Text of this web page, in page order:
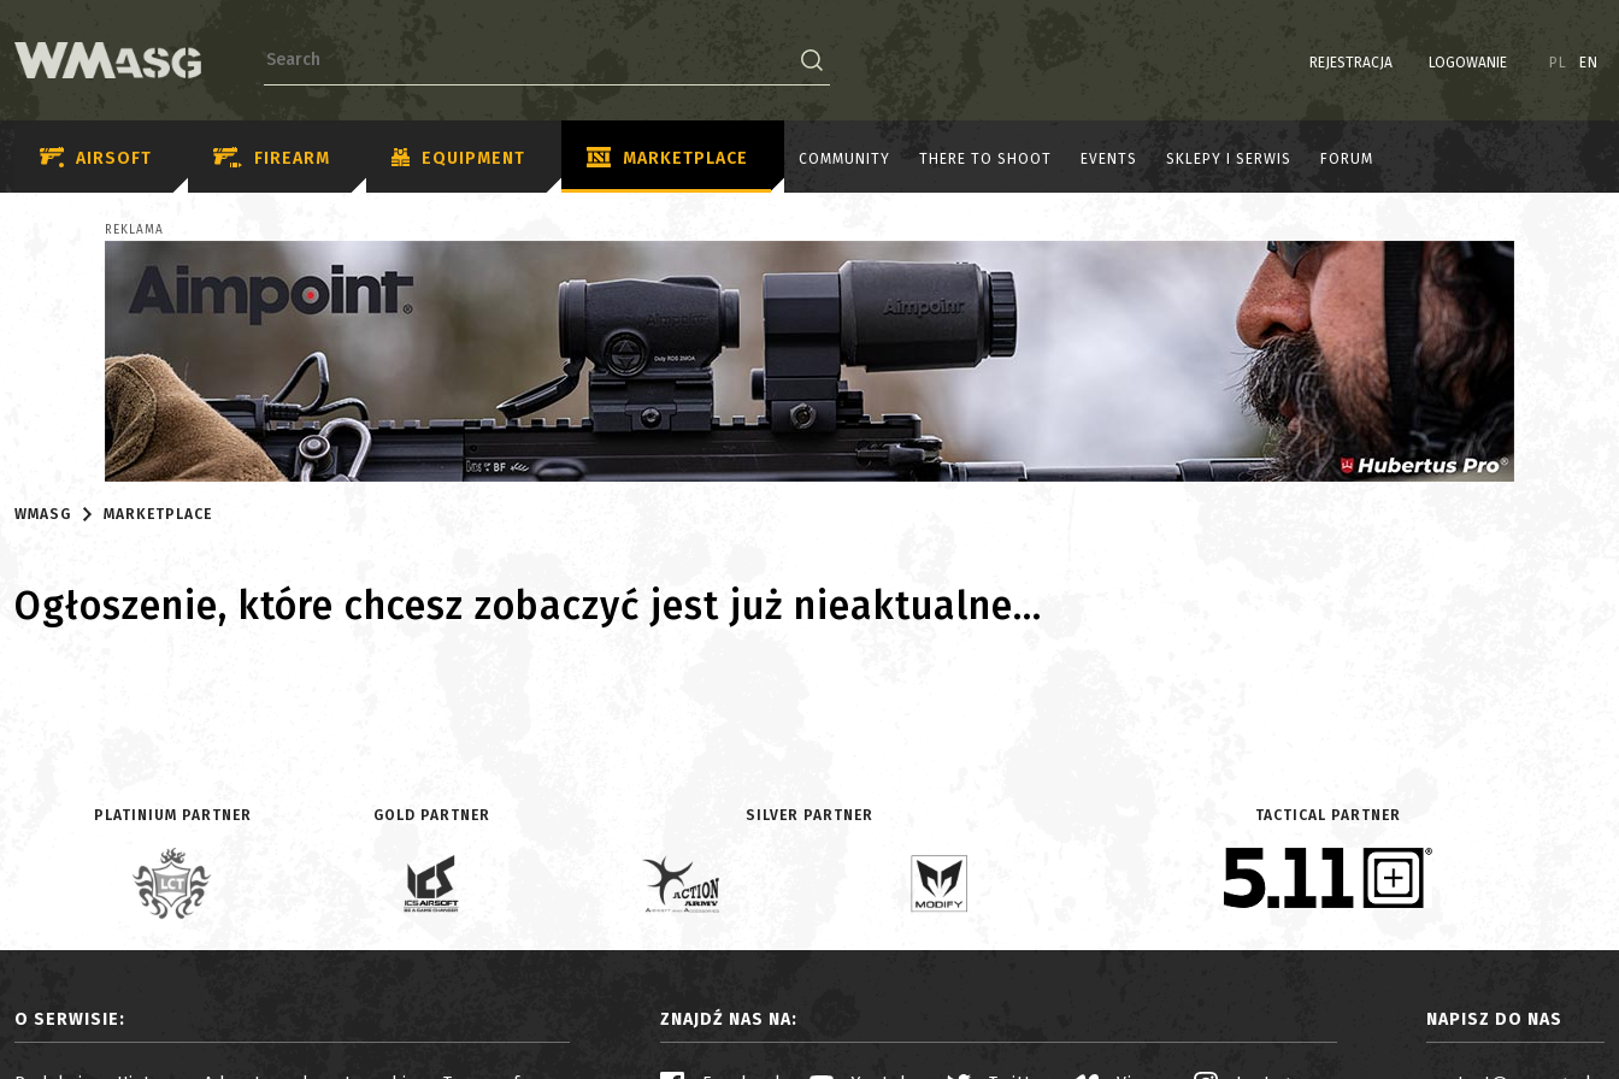
REJESTRACJA LOGOWANIE PL EN
AIRSOFT FIREARM EQUIPMENT MARKETPLACE COMMUNITY THERE TO SHOOT EVENTS SKLEPY I SERWIS FORUM
REKLAMA
WMASG MARKETPLACE
Ogłoszenie, które chcesz zobaczyć jest już nieaktualne...
PLATINIUM PARTNER GOLD PARTNER SILVER PARTNER TACTICAL PARTNER
O SERWISIE: ZNAJDŹ NAS NA: NAPISZ DO NAS